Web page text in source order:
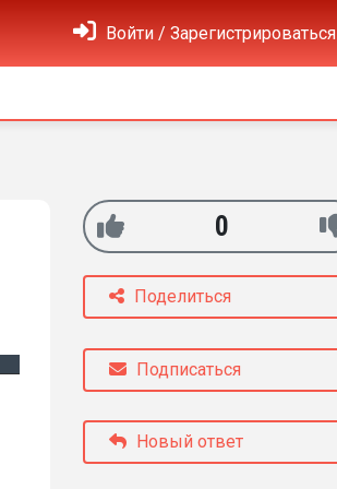
Войти / Зарегистрироваться
0
Поделиться
Подписаться
Новый ответ